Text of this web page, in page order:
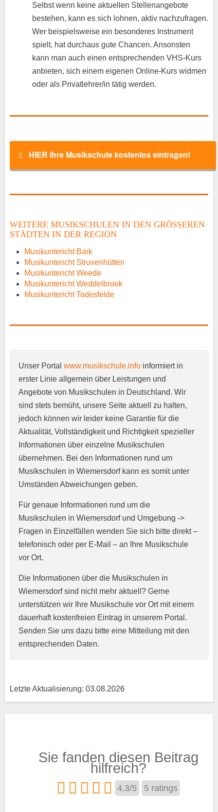
Selbst wenn keine aktuellen Stellenangebote
bestehen, kann es sich lohnen, aktiv nachzufragen.
Wer beispielsweise ein besonderes Instrument
spielt, hat durchaus gute Chancen. Ansonsten
kann man auch einen entsprechenden VHS-Kurs
anbieten, sich einem eigenen Online-Kurs widmen
oder als Privatlehrer/in tätig werden.
HIER Ihre Musikschule kostenlos eintragen!
Anschrift
E-Mail-Adresse*
Kurzprofil der Musikschule*
Trägertyp*
WEITERE MUSIKSCHULEN IN DEN GRÖSSEREN S
TÄDTEN IN DER REGION
Musikuntericht Bark
Musikuntericht Struvenhütten
Musikuntericht Weede
Musikuntericht Weddelbrook
Musikuntericht Todesfelde
Unser Portal www.musikschule.info informiert in
erster Linie allgemein über Leistungen und
Angebote von Musikschulen in Deutschland. Wir
sind stets bemüht, unsere Seite aktuell zu halten,
jedoch können wir leider keine Garantie für die
Aktualität, Vollständigkeit und Richtigkeit spezieller
Informationen über einzelne Musikschulen
übernehmen. Bei den Informationen rund um
Musikschulen in Wiemersdorf kann es somit unter
Umständen Abweichungen geben.
Für genaue Informationen rund um die
Musikschulen in Wiemersdorf und Umgebung ->
Fragen in Einzelfällen wenden Sie sich bitte direkt –
telefonisch oder per E-Mail – an Ihre Musikschule
vor Ort.
Die Informationen über die Musikschulen in
Wiemersdorf sind nicht mehr aktuell? Gerne
unterstützen wir Ihre Musikschule vor Ort mit einem
dauerhaft kostenfreien Eintrag in unserem Portal.
Senden Sie uns dazu bitte eine Mitteilung mit den
entsprechenden Daten.
Letzte Aktualisierung: 03.08.2026
Sie fanden diesen Beitrag
hilfreich?
4.3/5 5 ratings